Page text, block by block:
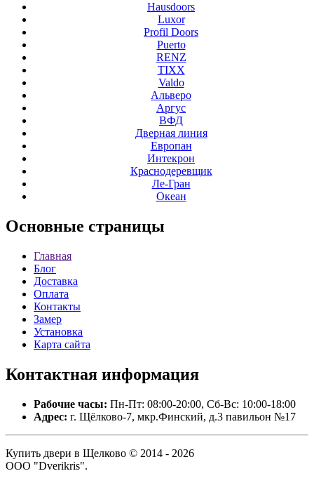
Hausdoors
Luxor
Profil Doors
Puerto
RENZ
TIXX
Valdo
Альверо
Аргус
ВФД
Дверная линия
Европан
Интекрон
Краснодеревщик
Ле-Гран
Океан
Основные страницы
Главная
Блог
Доставка
Оплата
Контакты
Замер
Установка
Карта сайта
Контактная информация
Рабочие часы: Пн-Пт: 08:00-20:00, Сб-Вс: 10:00-18:00
Адрес: г. Щёлково-7, мкр.Финский, д.3 павильон №17
Купить двери в Щелково © 2014 - 2026
ООО "Dverikris".